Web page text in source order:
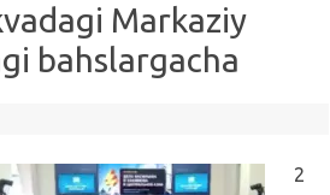
Markaziy
bahslargacha
2